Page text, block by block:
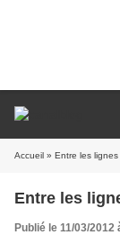
Accueil » Entre les
Entre les
Publié le 11/03/2012